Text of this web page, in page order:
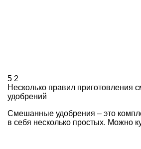
5 2
Несколько правил приготовления
удобрений
Смешанные удобрения – это
в себя несколько простых. Можно